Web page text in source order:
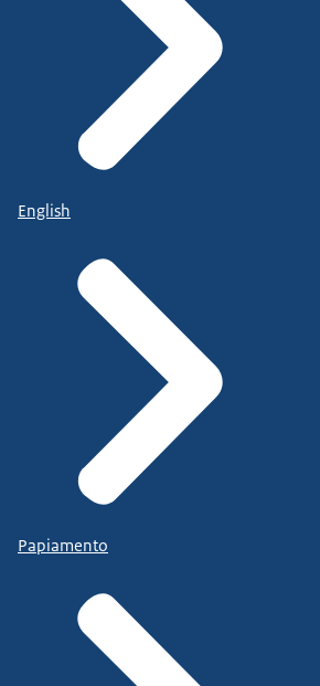
English
Papiamento